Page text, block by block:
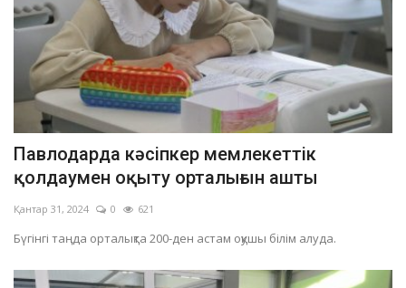
Павлодарда кәсіпкер мемлекеттік
қолдаумен оқыту орталығын ашты
Қантар 31, 2024 0 621
Бүгінгі таңда орталықта 200-ден астам оқушы білім алуда.